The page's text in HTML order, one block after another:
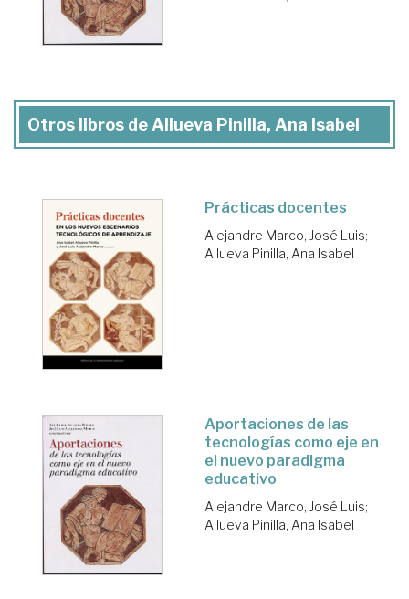
Otros libros de Allueva Pinilla, Ana Isabel
Prácticas docentes
Alejandre Marco, José Luis;
Allueva Pinilla, Ana Isabel
Aportaciones de las
tecnologías como eje en
el nuevo paradigma
educativo
Alejandre Marco, José Luis;
Allueva Pinilla, Ana Isabel